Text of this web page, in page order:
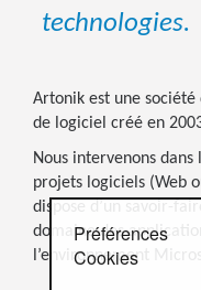
technologies.
Artonik est une
de logiciel créé en
Nous intervenons
projets logiciels (Web
dispose d’un savoir-
domaine des
l’environnement
Préférences
Cookies